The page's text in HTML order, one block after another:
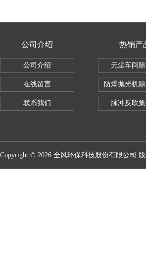
公司介绍
公司介绍
在线留言
联系我们
热销产
无尘车间
防爆抛光机
脉冲反吹
Copyright © 2026 全风环保科技股份有限公司